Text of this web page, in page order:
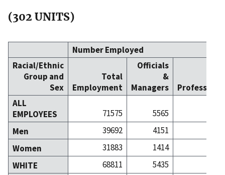
(302 UNITS)
Number Employed
Racial/Ethnic
Group and
Sex
Total
Employment
Officials
&
Managers
ALL
EMPLOYEES
71575 5565
Men
39692 4151
Women
31883 1414
WHITE
68811 5435